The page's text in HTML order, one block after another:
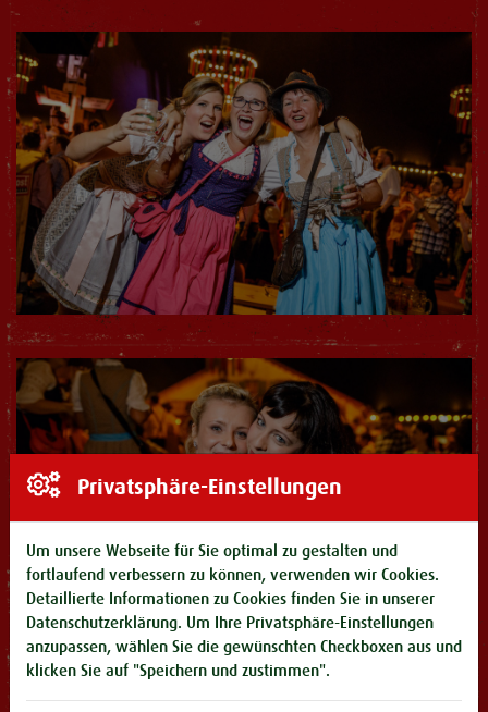
Privatsphäre-Einstellungen
Um unsere Webseite für Sie optimal zu gestalten und
fortlaufend verbessern zu können, verwenden wir Cookies.
Detaillierte Informationen zu Cookies finden Sie in unserer
Datenschutzerklärung. Um Ihre Privatsphäre-Einstellungen
anzupassen, wählen Sie die gewünschten Checkboxen aus und
klicken Sie auf "Speichern und zustimmen".